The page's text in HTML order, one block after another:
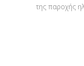
της παροχής